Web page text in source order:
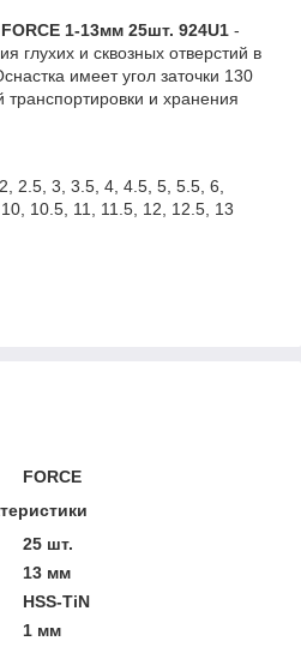
1-13мм 25шт. 924U1 -
глухих и сквозных отверстий в
имеет угол заточки 130
транспортировки и хранения
2.5, 3, 3.5, 4, 4.5, 5, 5.5, 6,
10.5, 11, 11.5, 12, 12.5, 13
FORCE
25 шт.
13 мм
HSS-TiN
1 мм